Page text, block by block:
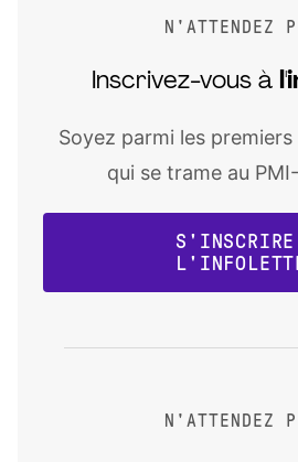
N'ATTENDEZ
Inscrivez-vous à
Soyez parmi les
qui se trame au
N'ATTENDEZ